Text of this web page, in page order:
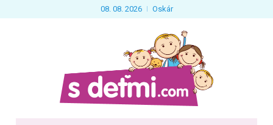
08. 08. 2026 Oskár